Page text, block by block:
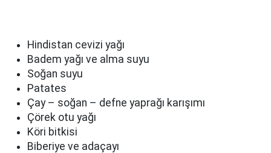
Hindistan cevizi yağı
Badem yağı ve alma suyu
Soğan suyu
Patates
Çay – soğan – defne yaprağı karışımı
Çörek otu yağı
Köri bitkisi
Biberiye ve adaçayı